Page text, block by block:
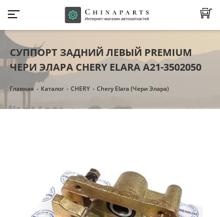
СУППОРТ ЗАДНИЙ ЛЕВЫЙ PREMIUM
ЧЕРИ ЭЛАРА CHERY ELARA A21-3502050
Главная Каталог CHERY Chery Elara (Чери Элара)